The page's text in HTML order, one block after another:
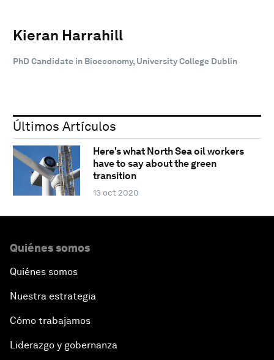
Kieran Harrahill
PhD Candidate in Bioeconomy, University College Dublin
Últimos Artículos
Here's what North Sea oil workers
have to say about the green
transition
13 oct 2020
Quiénes somos
Quiénes somos
Nuestra estrategia
Cómo trabajamos
Liderazgo y gobernanza